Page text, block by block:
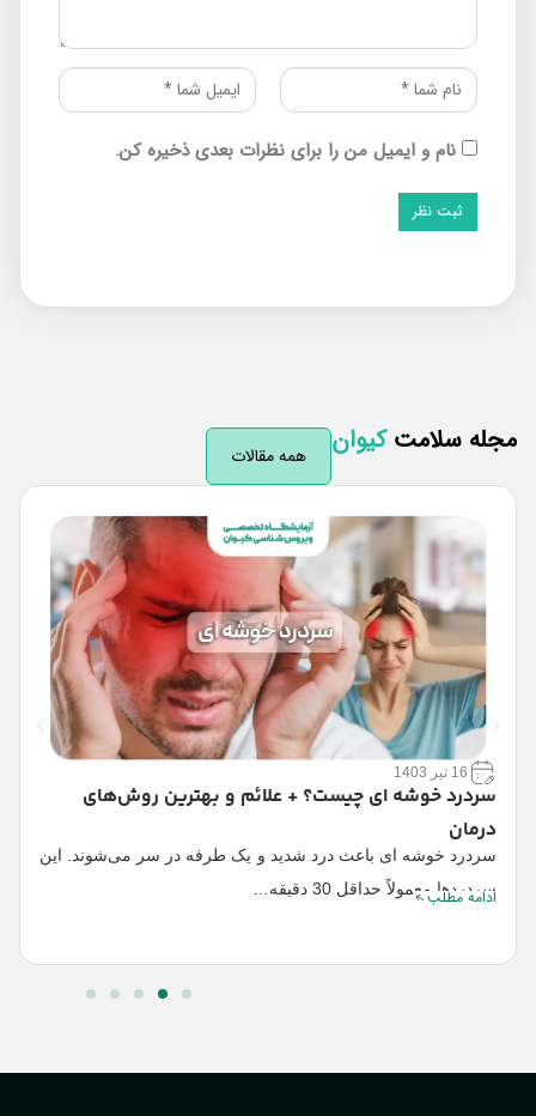
نام و ایمیل من را برای نظرات بعدی ذخیره کن.
سلامتکیوان همه مقالات
16 تیر 1403
سردرد خوشه ای چیست؟ + علائم و بهترین روش‌های
درمان
سردرد خوشه ای باعث درد شدید و یک طرفه در سر می‌شوند. این
سردردها معمولاً حداقل 30 دقیقه…
ادامه مطلب